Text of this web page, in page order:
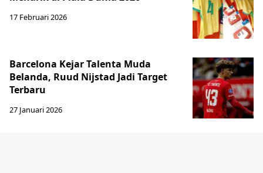
17 Februari 2026
Barcelona Kejar Talenta Muda
Belanda, Ruud Nijstad Jadi Target
Terbaru
27 Januari 2026